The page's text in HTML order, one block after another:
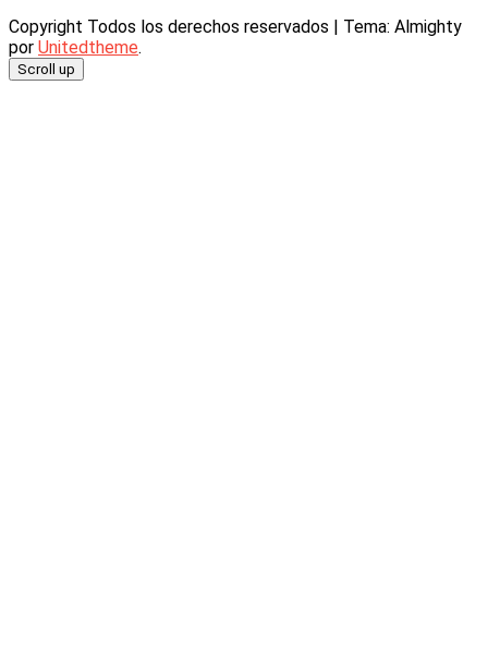
Copyright Todos los derechos reservados | Tema: Almighty
por Unitedtheme.
Scroll up